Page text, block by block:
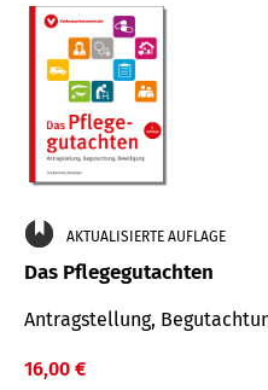
AKTUALISIERTE AUFLAGE
Das Pflegegutachten
Antragstellung,
16,00 €